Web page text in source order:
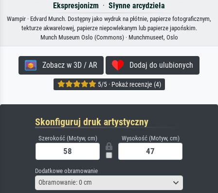
Ekspresjonizm · Słynne arcydzieła
Wampir · Edvard Munch. Dostępny jako wydruk na płótnie, papierze fotograficznym,
tekturze akwarelowej, papierze niepowlekanym lub papierze japońskim.
Munch Museum Oslo (Commons) · Munchmuseet, Oslo
Zobacz w 3D / AR Dodaj do ulubionych
5/5 · Pokaż recenzje (4)
Skonfiguruj druk artystyczny
Szerokość (Motyw, cm) Wysokość (Motyw, cm)
Dodatkowe obramowanie
Obramowanie: 0 cm